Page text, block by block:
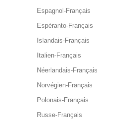
Espagnol-Français
Espéranto-Français
Islandais-Français
Italien-Français
Néerlandais-Français
Norvégien-Français
Polonais-Français
Russe-Français